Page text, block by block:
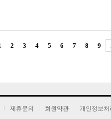
2 3 4 5 6 7 8 9
제휴문의 회원약관 개인정보처